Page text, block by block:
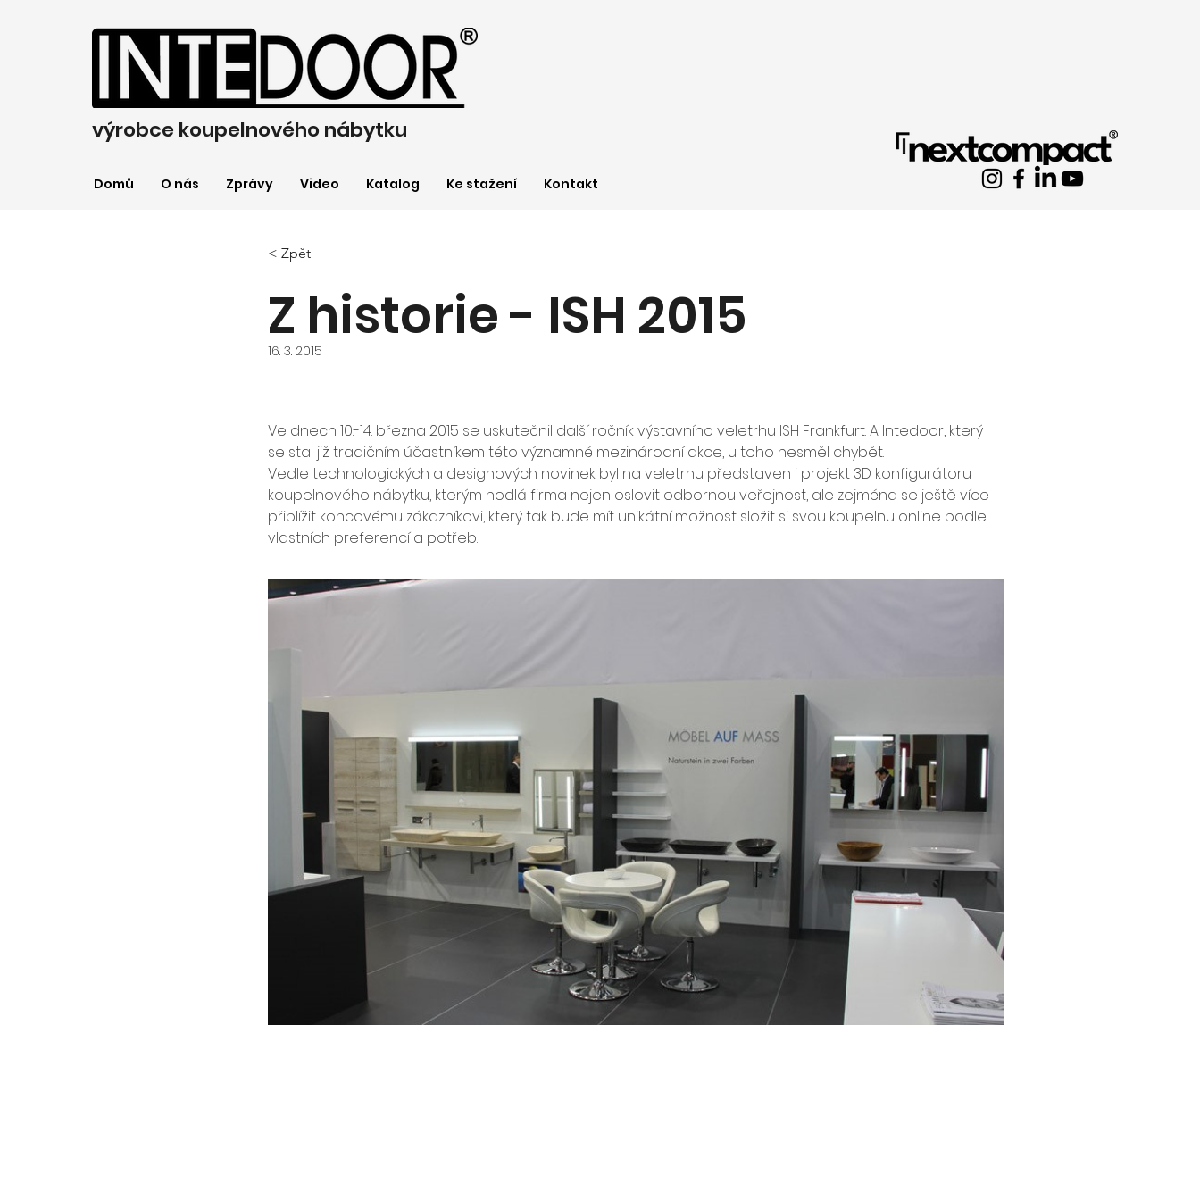
výrobce koupelnového nábytku
Domů O nás Zprávy Video Katalog Ke stažení Kontakt
< Zpět
Z historie - ISH 2015
16. 3. 2015
Ve dnech 10.-14. března 2015 se uskutečnil další ročník výstavního veletrhu ISH Frankfurt. A Intedoor, který
se stal již tradičním účastníkem této významné mezinárodní akce, u toho nesměl chybět.
Vedle technologických a designových novinek byl na veletrhu představen i projekt 3D konfigurátoru
koupelnového nábytku, kterým hodlá firma nejen oslovit odbornou veřejnost, ale zejména se ještě více
přiblížit koncovému zákazníkovi, který tak bude mít unikátní možnost složit si svou koupelnu online podle
vlastních preferencí a potřeb.